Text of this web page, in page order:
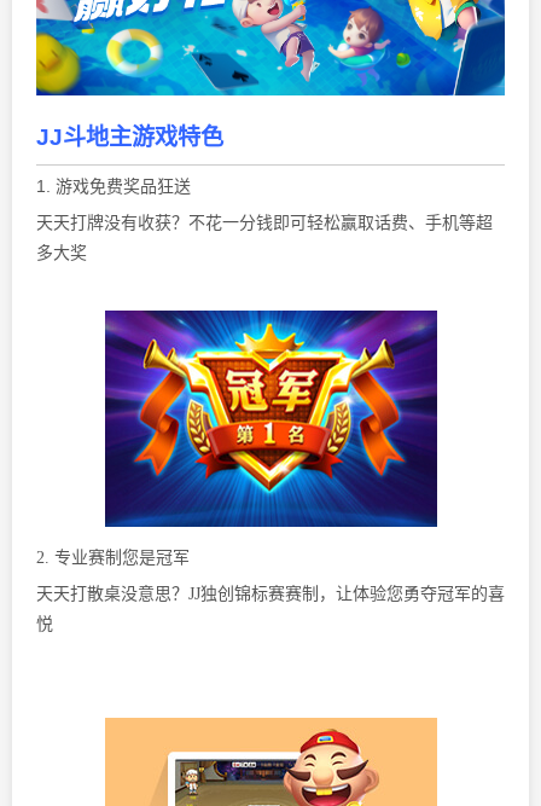
JJ斗地主游戏特色
1. 游戏免费奖品狂送
天天打牌没有收获？不花一分钱即可轻松赢取话费、手机等超
多大奖
2. 专业赛制您是冠军
天天打散桌没意思？JJ独创锦标赛赛制，让体验您勇夺冠军的喜
悦